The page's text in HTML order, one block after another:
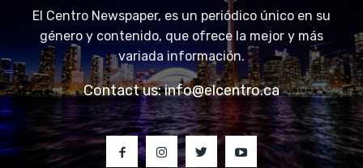
El Centro Newspaper, es un periódico único en su
género y contenido, que ofrece la mejor y más
variada información.
Contact us:info@elcentro.ca